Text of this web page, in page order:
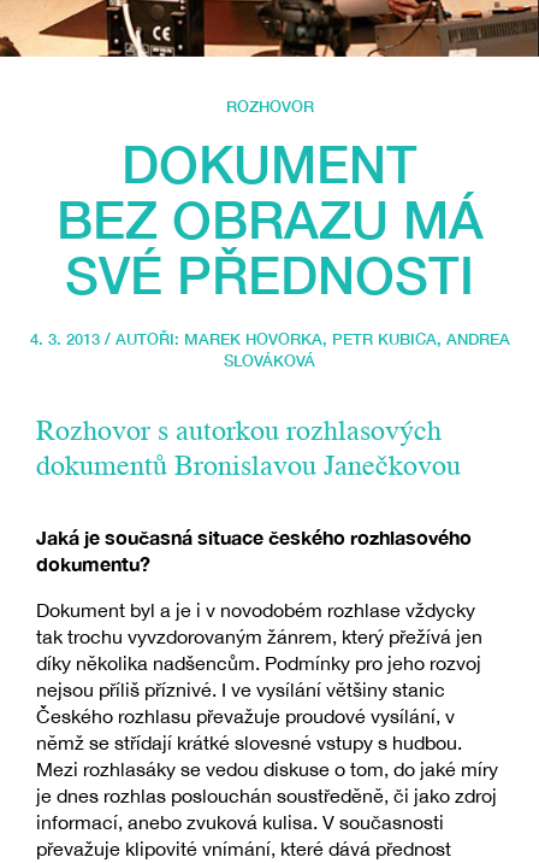
ROZHOVOR
DOKUMENT
BEZ OBRAZU MÁ
SVÉ PŘEDNOSTI
4. 3. 2013 / AUTOŘI: MAREK HOVORKA, PETR KUBICA, ANDREA
SLOVÁKOVÁ
Rozhovor s autorkou rozhlasových
dokumentů Bronislavou Janečkovou
Jaká je současná situace českého rozhlasového
dokumentu?
Dokument byl a je i v novodobém rozhlase vždycky
tak trochu vyvzdorovaným žánrem, který přežívá jen
díky několika nadšencům. Podmínky pro jeho rozvoj
nejsou příliš příznivé. I ve vysílání většiny stanic
Českého rozhlasu převažuje proudové vysílání, v
němž se střídají krátké slovesné vstupy s hudbou.
Mezi rozhlasáky se vedou diskuse o tom, do jaké míry
je dnes rozhlas poslouchán soustředěně, či jako zdroj
informací, anebo zvuková kulisa. V současnosti
převažuje klipovité vnímání, které dává přednost